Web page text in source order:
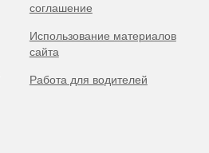
соглашение
Использование материалов
сайта
Работа для водителей